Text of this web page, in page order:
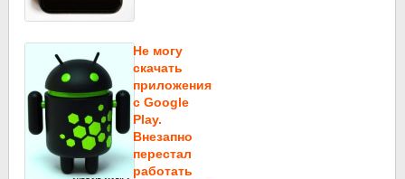
Не могу
скачать
приложения
c Google
Play.
Внезапно
перестал
работать